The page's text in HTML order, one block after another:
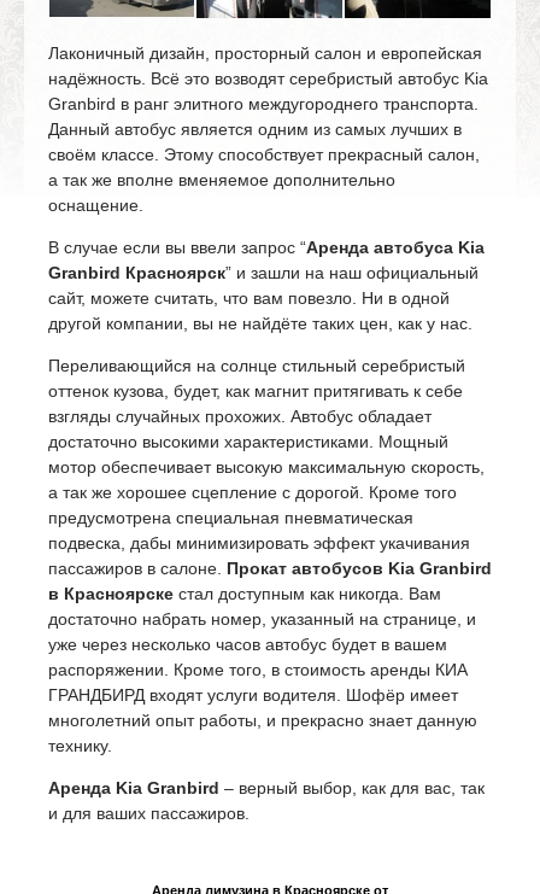
Аренда лимузина в Красноярске от
Лаконичный дизайн, просторный салон и европейская
надёжность. Всё это возводят серебристый автобус Kia
Granbird в ранг элитного междугороднего транспорта.
Данный автобус является одним из самых лучших в
своём классе. Этому способствует прекрасный салон,
а так же вполне вменяемое дополнительно
оснащение.
В случае если вы ввели запрос “Аренда автобуса Kia
Granbird Красноярск” и зашли на наш официальный
сайт, можете считать, что вам повезло. Ни в одной
другой компании, вы не найдёте таких цен, как у нас.
Переливающийся на солнце стильный серебристый
оттенок кузова, будет, как магнит притягивать к себе
взгляды случайных прохожих. Автобус обладает
достаточно высокими характеристиками. Мощный
мотор обеспечивает высокую максимальную скорость,
а так же хорошее сцепление с дорогой. Кроме того
предусмотрена специальная пневматическая
подвеска, дабы минимизировать эффект укачивания
пассажиров в салоне. Прокат автобусов Kia Granbird
в Красноярске стал доступным как никогда. Вам
достаточно набрать номер, указанный на странице, и
уже через несколько часов автобус будет в вашем
распоряжении. Кроме того, в стоимость аренды КИА
ГРАНДБИРД входят услуги водителя. Шофёр имеет
многолетний опыт работы, и прекрасно знает данную
технику.
Аренда Kia Granbird – верный выбор, как для вас, так
и для ваших пассажиров.